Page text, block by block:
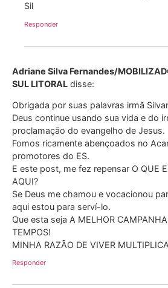
Sil
Responder
Adriane Silva Fernandes/
SUL LITORAL disse:
Obrigada por suas palavras irmã
Deus continue usando sua vida e do
proclamação do evangelho de Jesus.
Fomos ricamente abençoados no
promotores do ES.
E este post, me fez repensar O QUE
AQUI?
Se Deus me chamou e vocacionou
aqui estou para serví-lo.
Que esta seja A MELHOR
TEMPOS!
MINHA RAZÃO DE VIVER
Responder